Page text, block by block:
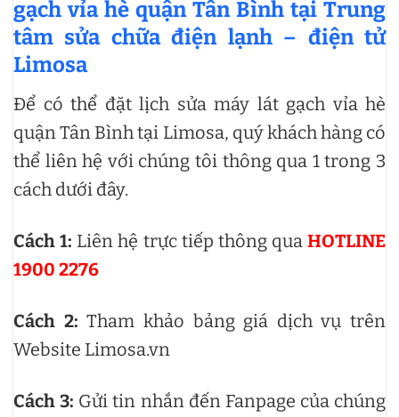
gạch vỉa hè quận Tân Bình tại Trung
tâm sửa chữa điện lạnh – điện tử
Limosa
Để có thể đặt lịch sửa máy lát gạch vỉa hè
quận Tân Bình tại Limosa, quý khách hàng có
thể liên hệ với chúng tôi thông qua 1 trong 3
cách dưới đây.
Cách 1: Liên hệ trực tiếp thông qua HOTLINE
1900 2276
Cách 2:Tham khảo bảng giá dịch vụ trên
Website Limosa.vn
Cách 3: Gửi tin nhắn đến Fanpage của chúng